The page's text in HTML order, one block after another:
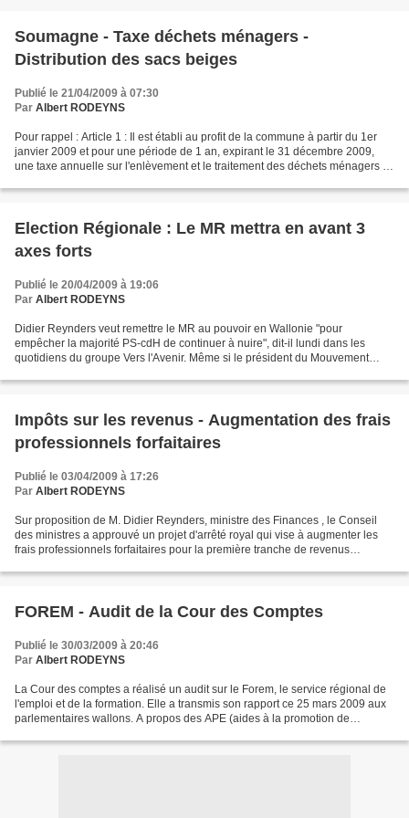
Soumagne - Taxe déchets ménagers -
Distribution des sacs beiges
Publié le 21/04/2009 à 07:30
Par Albert RODEYNS
Pour rappel : Article 1 : Il est établi au profit de la commune à partir du 1er
janvier 2009 et pour une période de 1 an, expirant le 31 décembre 2009,
une taxe annuelle sur l'enlèvement et le traitement des déchets ménagers et
Election Régionale : Le MR mettra en avant 3
axes forts
Publié le 20/04/2009 à 19:06
Par Albert RODEYNS
Didier Reynders veut remettre le MR au pouvoir en Wallonie "pour
empêcher la majorité PS-cdH de continuer à nuire", dit-il lundi dans les
quotidiens du groupe Vers l'Avenir. Même si le président du Mouvement
Impôts sur les revenus - Augmentation des frais
professionnels forfaitaires
Publié le 03/04/2009 à 17:26
Par Albert RODEYNS
Sur proposition de M. Didier Reynders, ministre des Finances , le Conseil
des ministres a approuvé un projet d'arrêté royal qui vise à augmenter les
frais professionnels forfaitaires pour la première tranche de revenus
FOREM - Audit de la Cour des Comptes
Publié le 30/03/2009 à 20:46
Par Albert RODEYNS
La Cour des comptes a réalisé un audit sur le Forem, le service régional de
l'emploi et de la formation. Elle a transmis son rapport ce 25 mars 2009 aux
parlementaires wallons. A propos des APE (aides à la promotion de